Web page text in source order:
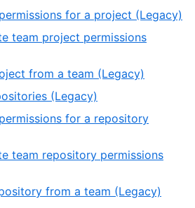
for a project (Legacy)
team project permissions
from a team (Legacy)
(Legacy)
for a repository
team repository permissions
from a team (Legacy)